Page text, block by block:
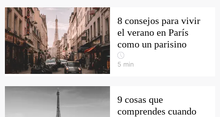
8 consejos para vivir
el verano en París
como un parisino
5 min
9 cosas que
comprendes cuando